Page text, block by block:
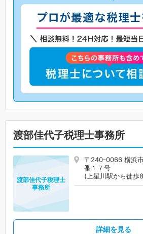
渡部佳代子税理士事務所
〒240-0066 横浜
番１７号
(上星川駅から徒歩
渡部佳代子税理士
事務所
詳細を見る